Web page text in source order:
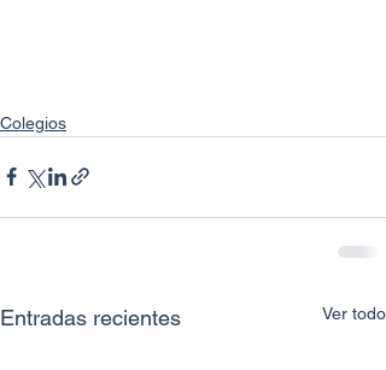
Colegios
Entradas recientes Ver todo